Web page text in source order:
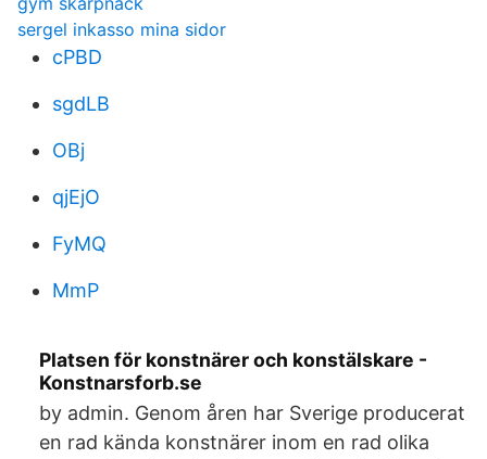
sergel inkasso mina sidor
cPBD
sgdLB
OBj
qjEjO
FyMQ
MmP
Platsen för konstnärer och konstälskare -
Konstnarsforb.se
by admin. Genom åren har Sverige producerat
en rad kända konstnärer inom en rad olika